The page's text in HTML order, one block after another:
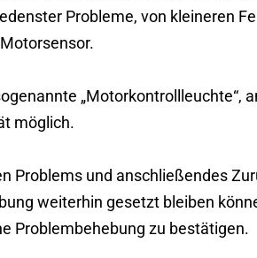
Probleme, von kleineren
„Motorkontrollleuchte“,
möglich.
Problems und anschließendes
weiterhin gesetzt bleiben
Problembehebung zu bestätigen.